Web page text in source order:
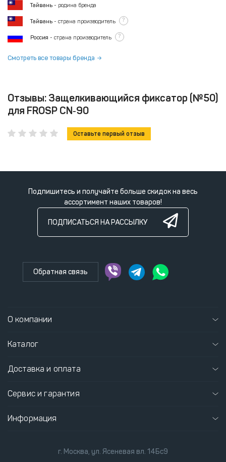
Тайвань - родина бренда
Тайвань - страна производитель ?
Россия - страна производитель ?
Смотреть все товары бренда
Отзывы: Защелкивающийся фиксатор (№50)
для FROSP CN‑90
Оставьте первый отзыв
Подпишитесь и получайте больше скидок на весь
ассортимент наших товаров!
ПОДПИСАТЬСЯ НА РАССЫЛКУ
Обратная связь
О компании
Каталог
Доставка и оплата
Сервис и гарантия
Информация
г. Москва, ул. Ясеневая вл. 14Бс9